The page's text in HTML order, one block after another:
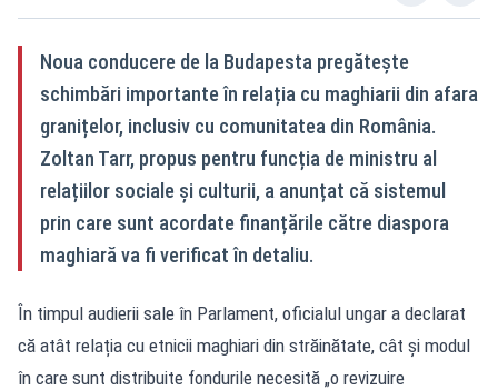
Noua conducere de la Budapesta pregătește
schimbări importante în relația cu maghiarii din afara
granițelor, inclusiv cu comunitatea din România.
Zoltan Tarr, propus pentru funcția de ministru al
relațiilor sociale și culturii, a anunțat că sistemul
prin care sunt acordate finanțările către diaspora
maghiară va fi verificat în detaliu.
În timpul audierii sale în Parlament, oficialul ungar a declarat
că atât relația cu etnicii maghiari din străinătate, cât și modul
în care sunt distribuite fondurile necesită „o revizuire